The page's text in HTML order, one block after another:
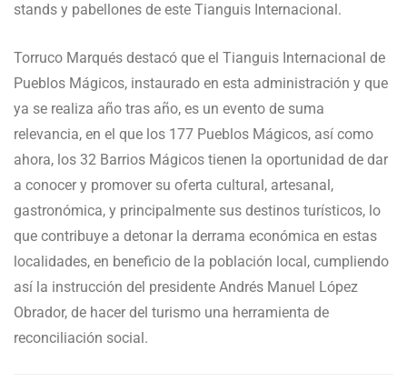
stands y pabellones de este Tianguis Internacional.
Torruco Marqués destacó que el Tianguis Internacional de
Pueblos Mágicos, instaurado en esta administración y que
ya se realiza año tras año, es un evento de suma
relevancia, en el que los 177 Pueblos Mágicos, así como
ahora, los 32 Barrios Mágicos tienen la oportunidad de dar
a conocer y promover su oferta cultural, artesanal,
gastronómica, y principalmente sus destinos turísticos, lo
que contribuye a detonar la derrama económica en estas
localidades, en beneficio de la población local, cumpliendo
así la instrucción del presidente Andrés Manuel López
Obrador, de hacer del turismo una herramienta de
reconciliación social.